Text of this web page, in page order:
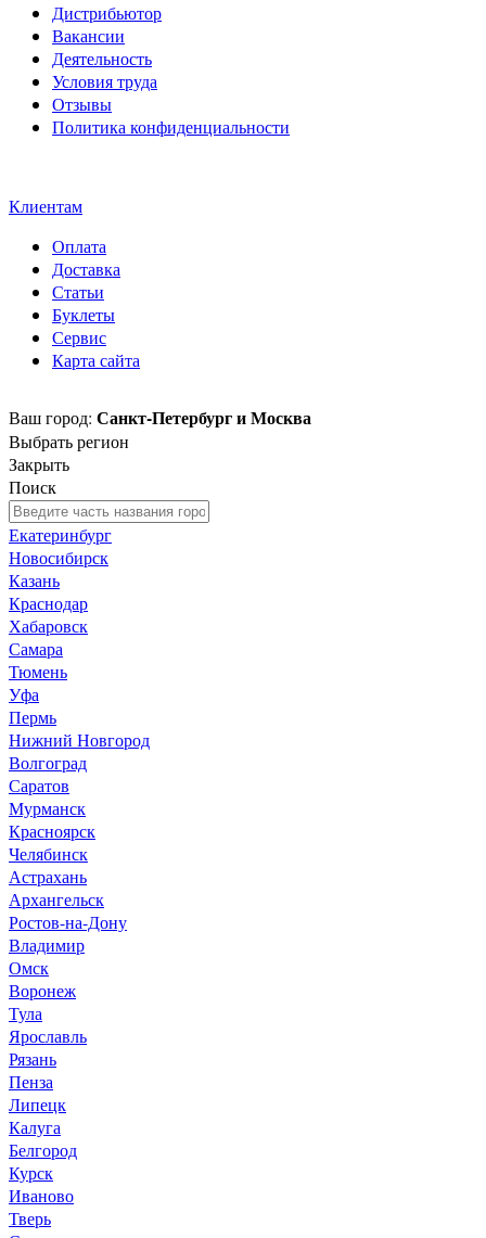
Дистрибьютор
Вакансии
Деятельность
Условия труда
Отзывы
Политика конфиденциальности
Клиентам
Оплата
Доставка
Статьи
Буклеты
Сервис
Карта сайта
Ваш город: Санкт-Петербург и Москва
Выбрать регион
Закрыть
Поиск
Екатеринбург
Новосибирск
Казань
Краснодар
Хабаровск
Самара
Тюмень
Уфа
Пермь
Нижний Новгород
Волгоград
Саратов
Мурманск
Красноярск
Челябинск
Астрахань
Архангельск
Ростов-на-Дону
Владимир
Омск
Воронеж
Тула
Ярославль
Рязань
Пенза
Липецк
Калуга
Белгород
Курск
Иваново
Тверь